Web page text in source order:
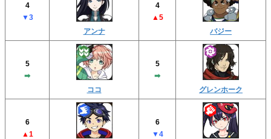
4
▼3
アンナ
4
▲5
バジー
5
➡︎
ココ
5
➡︎
グレンホーク
6
▲1
6
▼4